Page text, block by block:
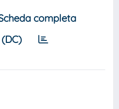
completa